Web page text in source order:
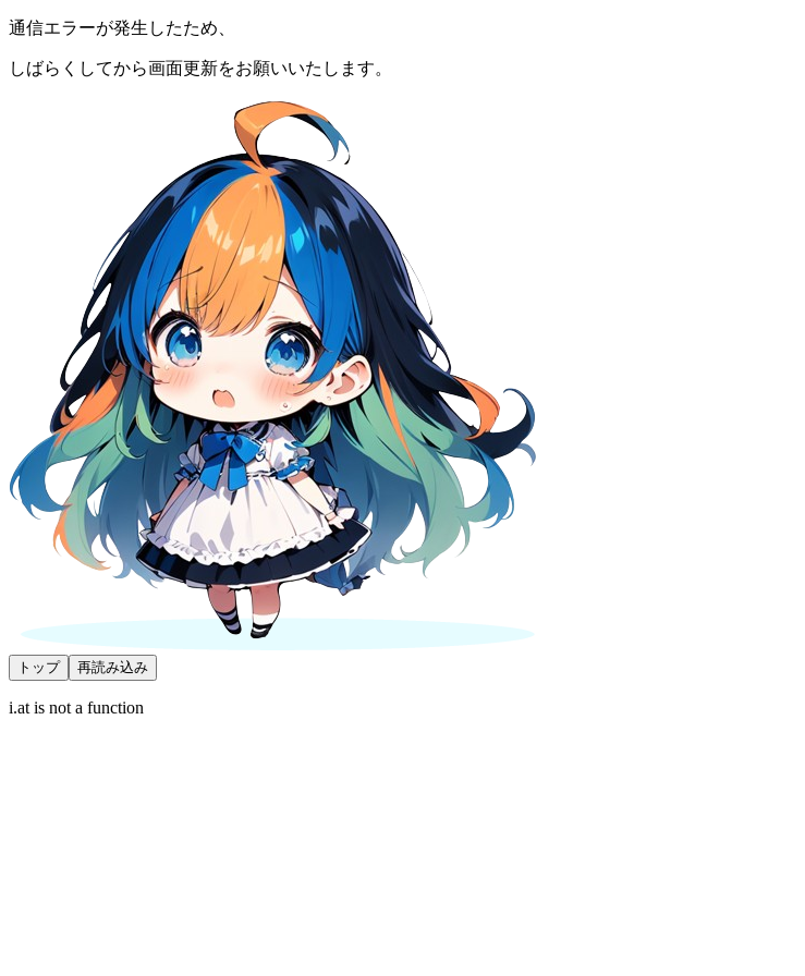
通信エラーが発生したため、
しばらくしてから画面更新をお願いいたします。
トップ 再読み込み
i.at is not a function